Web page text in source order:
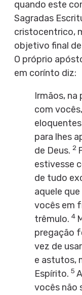
quando este
Sagradas
cristocentrico,
objetivo final
O próprio
em corínto diz:
Irmãos, na
com
para lhes
de Deus. 2
estivesse
de tudo
aquele
vocês em
trêmulo. 4
pregação
vez de
e astutos,
Espírito. 5
vocês não